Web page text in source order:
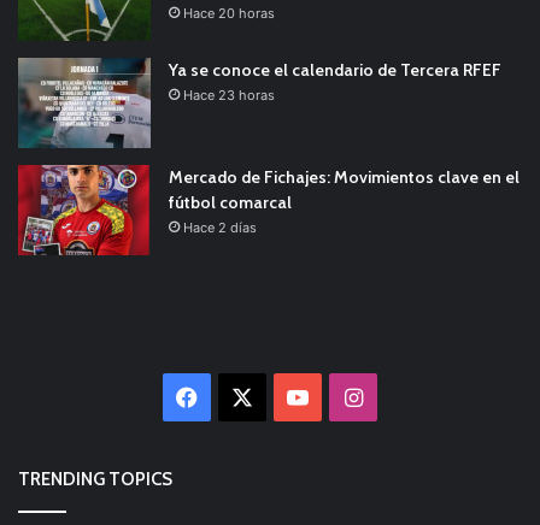
Hace 20 horas
Ya se conoce el calendario de Tercera RFEF
Hace 23 horas
Mercado de Fichajes: Movimientos clave en el
fútbol comarcal
Hace 2 días
Facebook YouTubeInstagram
TRENDING TOPICS